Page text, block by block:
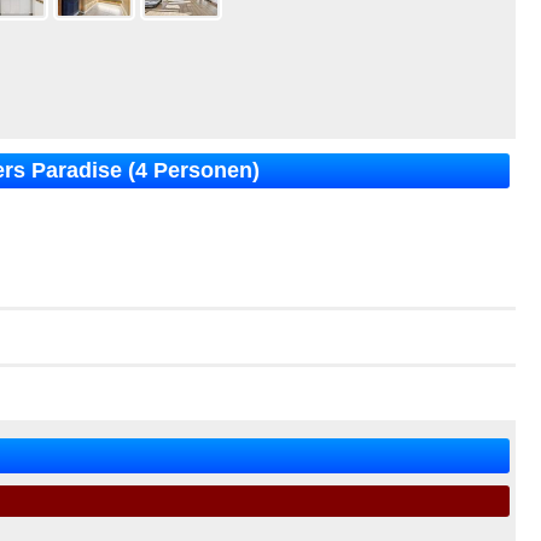
Paradise (4 Personen)